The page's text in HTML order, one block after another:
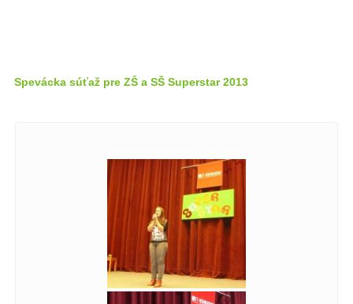
Spevácka súťaž pre ZŠ a SŠ Superstar 2013